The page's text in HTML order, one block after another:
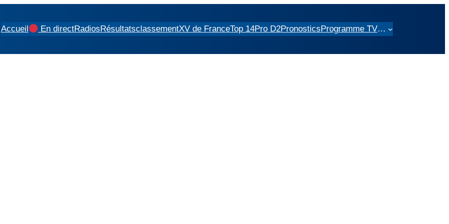
Accueil En directRadiosRésultatsclassementXV de FranceTop 14Pro D2PronosticsProgramme TV…